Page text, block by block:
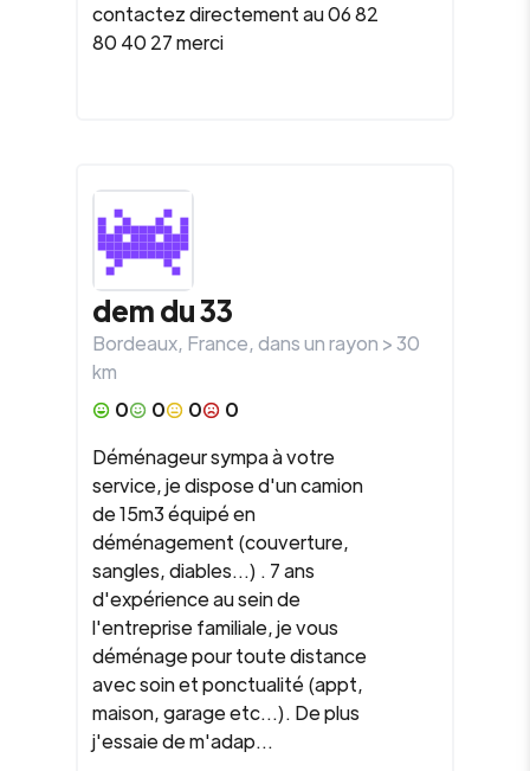
contactez directement au 06 82
80 40 27 merci
dem du 33
Bordeaux, France, dans un rayon >30
km
0
0 0
0
Déménageur sympa à votre
service, je dispose d'un camion
de 15m3 équipé en
déménagement (couverture,
sangles, diables...) . 7 ans
d'expérience au sein de
l'entreprise familiale, je vous
déménage pour toute distance
avec soin et ponctualité (appt,
maison, garage etc...). De plus
j'essaie de m'adap...